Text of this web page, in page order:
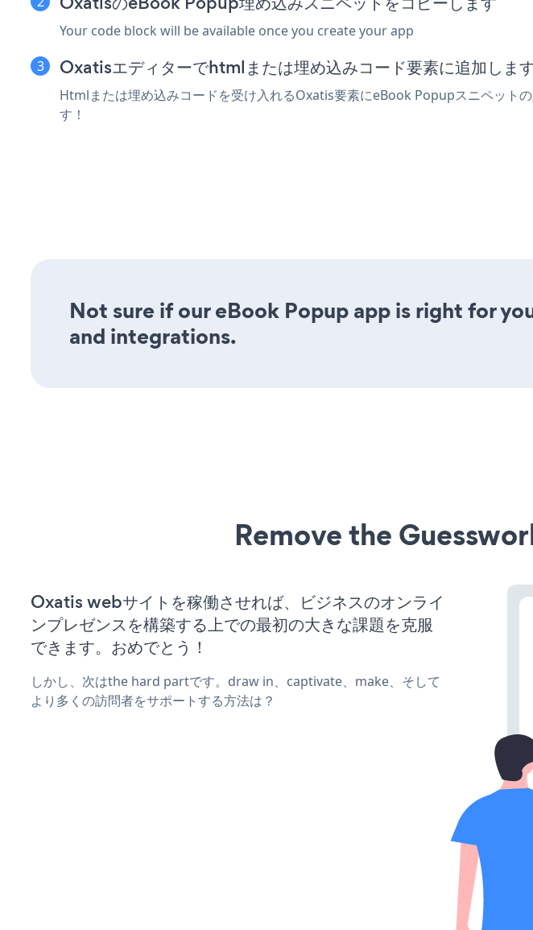
Your code block will be available once you create your app
Oxatisエディターでhtmlまたは埋め込みコード要素に追加しま
Htmlまたは埋め込みコードを受け入れるOxatis要素にeBook Popupスニペット
す！
Not sure if our eBook Popup app is right for
and integrations.
Remove the
Oxatis webサイトを稼働させれば、ビジネスのオンライ
ンプレゼンスを構築する上での最初の大きな課題を克服
できます。おめでとう！
しかし、次はthe hard partです。draw in、captivate、make、そして
より多くの訪問者をサポートする方法は？